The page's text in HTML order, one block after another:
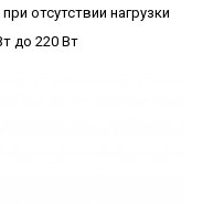
отсутствии нагрузки
до 220 Вт